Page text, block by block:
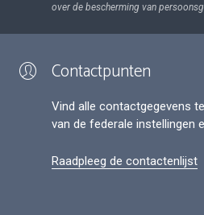
over de bescherming van
Contactpunten
Vind alle contactgegevens
van de federale instellingen
Raadpleeg de contactenlijst